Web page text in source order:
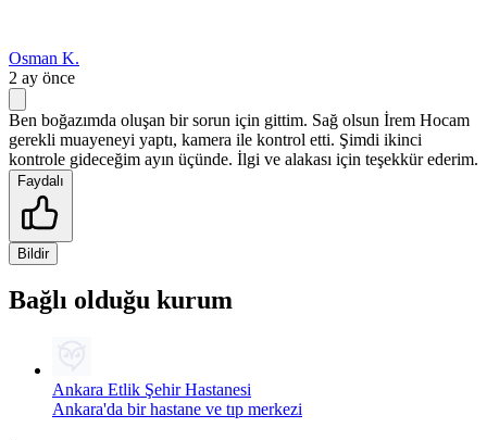
Osman K.
2 ay önce
Ben boğazımda oluşan bir sorun için gittim. Sağ olsun İrem Hocam
gerekli muayeneyi yaptı, kamera ile kontrol etti. Şimdi ikinci
kontrole gideceğim ayın üçünde. İlgi ve alakası için teşekkür ederim.
Faydalı
Bildir
Bağlı olduğu kurum
Ankara Etlik Şehir Hastanesi
Ankara'da bir hastane ve tıp merkezi